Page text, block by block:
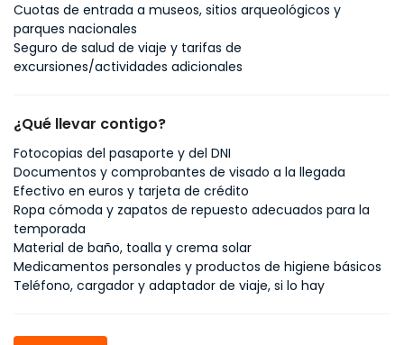
Cuotas de entrada a museos, sitios arqueológicos y
parques nacionales
Seguro de salud de viaje y tarifas de
excursiones/actividades adicionales
¿Qué llevar contigo?
Fotocopias del pasaporte y del DNI
Documentos y comprobantes de visado a la llegada
Efectivo en euros y tarjeta de crédito
Ropa cómoda y zapatos de repuesto adecuados para la
temporada
Material de baño, toalla y crema solar
Medicamentos personales y productos de higiene básicos
Teléfono, cargador y adaptador de viaje, si lo hay